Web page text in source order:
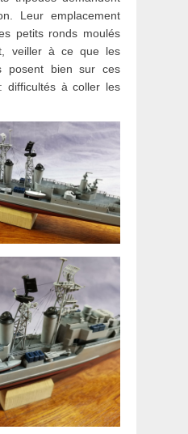
Leur emplacement
petits ronds moulés
veiller à ce que les
posent bien sur ces
difficultés à coller les